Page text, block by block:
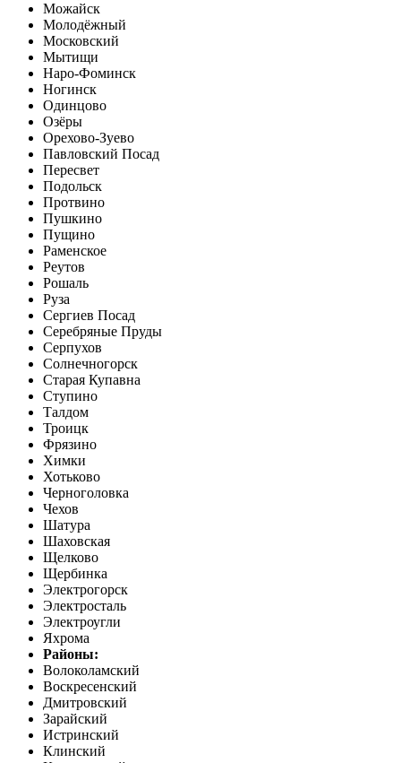
Можайск
Молодёжный
Московский
Мытищи
Наро-Фоминск
Ногинск
Одинцово
Озёры
Орехово-Зуево
Павловский Посад
Пересвет
Подольск
Протвино
Пушкино
Пущино
Раменское
Реутов
Рошаль
Руза
Сергиев Посад
Серебряные Пруды
Серпухов
Солнечногорск
Старая Купавна
Ступино
Талдом
Троицк
Фрязино
Химки
Хотьково
Черноголовка
Чехов
Шатура
Шаховская
Щелково
Щербинка
Электрогорск
Электросталь
Электроугли
Яхрома
Районы:
Волоколамский
Воскресенский
Дмитровский
Зарайский
Истринский
Клинский